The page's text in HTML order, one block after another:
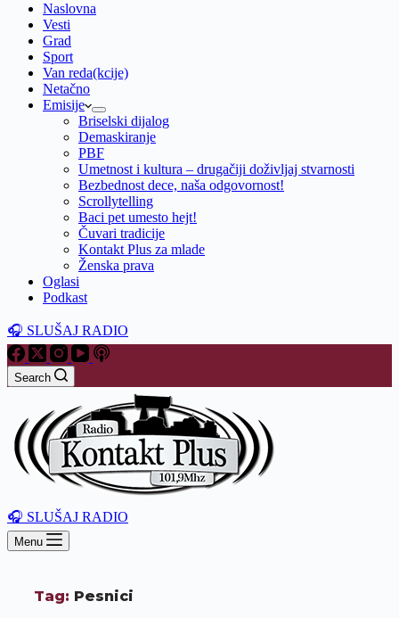
Naslovna
Vesti
Grad
Sport
Van reda(kcije)
Netačno
Emisije
Briselski dijalog
Demaskiranje
PBF
Umetnost i kultura – drugačiji doživljaj stvarnosti
Bezbednost dece, naša odgovornost!
Scrollytelling
Baci pet umesto hejt!
Čuvari tradicije
Kontakt Plus za mlade
Ženska prava
Oglasi
Podkast
🎧 SLUŠAJ RADIO
Search
🎧 SLUŠAJ RADIO
Menu
Tag: Pesnici